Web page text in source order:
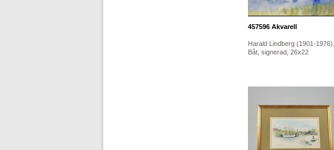
457596Akvarell
Harald Lindberg (1901-1976),
Båt, signerad, 26x22